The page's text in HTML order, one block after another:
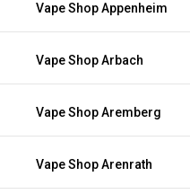
Vape Shop Appenheim
Vape Shop Arbach
Vape Shop Aremberg
Vape Shop Arenrath